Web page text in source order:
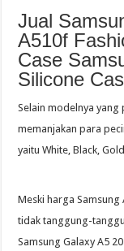
Jual
A510f
Case
Silicone
Selain modelnya yang
memanjakan para
yaitu White, Black,
Meski harga Samsung
tidak tanggung-
Samsung Galaxy A5